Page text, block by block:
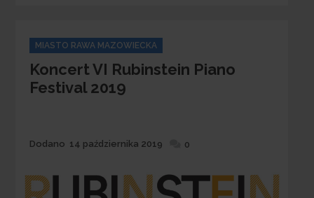
Categories
MIASTO RAWA MAZOWIECKA
Koncert VI Rubinstein Piano
Festival 2019
Dodane
Dodano 14 października 2019 0